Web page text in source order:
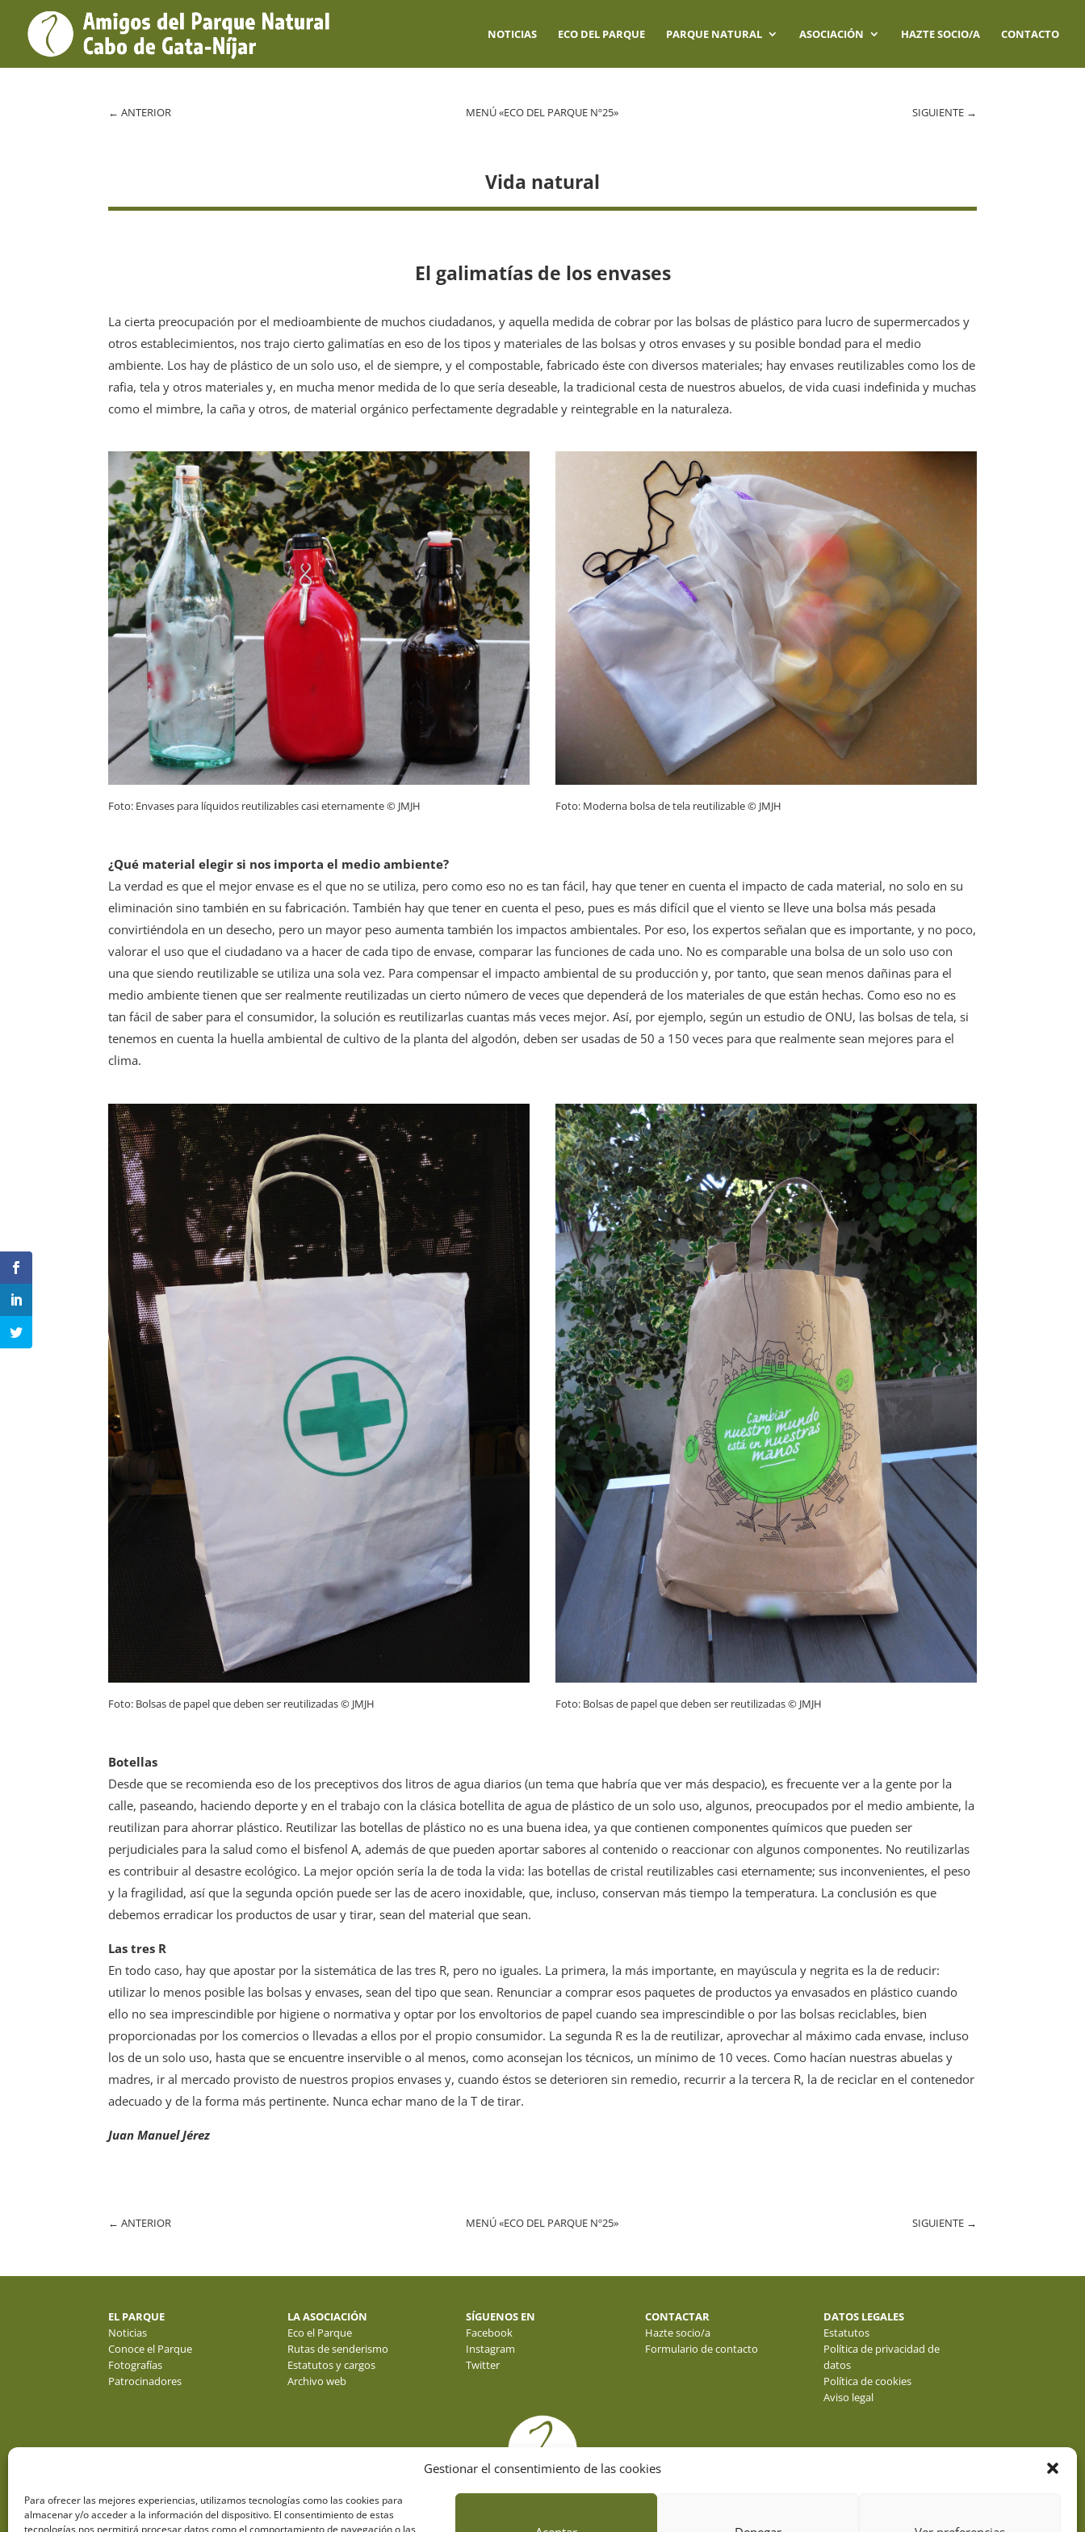
Gestionar el consentimiento de las cookies
Para ofrecer las mejores experiencias, utilizamos tecnologías como las cookies para
almacenar y/o acceder a la información del dispositivo. El consentimiento de estas
tecnologías nos permitirá procesar datos como el comportamiento de navegación o las
NOTICIAS ECO DEL PARQUE PARQUE NATURAL ASOCIACIÓN HAZTE SOCIO/A CONTACTO
←ANTERIOR MENÚ «ECO DEL PARQUE Nº25» SIGUIENTE →
Vida natural
El galimatías de los envases
La cierta preocupación por el medioambiente de muchos ciudadanos, y aquella medida de cobrar por las bolsas de plástico para lucro de supermercados y
otros establecimientos, nos trajo cierto galimatías en eso de los tipos y materiales de las bolsas y otros envases y su posible bondad para el medio
ambiente. Los hay de plástico de un solo uso, el de siempre, y el compostable, fabricado éste con diversos materiales; hay envases reutilizables como los de
rafia, tela y otros materiales y, en mucha menor medida de lo que sería deseable, la tradicional cesta de nuestros abuelos, de vida cuasi indefinida y muchas
como el mimbre, la caña y otros, de material orgánico perfectamente degradable y reintegrable en la naturaleza.
Foto: Envases para líquidos reutilizables casi eternamente © JMJH Foto: Moderna bolsa de tela reutilizable © JMJH
¿Qué material elegir si nos importa el medio ambiente?
La verdad es que el mejor envase es el que no se utiliza, pero como eso no es tan fácil, hay que tener en cuenta el impacto de cada material, no solo en su
eliminación sino también en su fabricación. También hay que tener en cuenta el peso, pues es más difícil que el viento se lleve una bolsa más pesada
convirtiéndola en un desecho, pero un mayor peso aumenta también los impactos ambientales. Por eso, los expertos señalan que es importante, y no poco,
valorar el uso que el ciudadano va a hacer de cada tipo de envase, comparar las funciones de cada uno. No es comparable una bolsa de un solo uso con
una que siendo reutilizable se utiliza una sola vez. Para compensar el impacto ambiental de su producción y, por tanto, que sean menos dañinas para el
medio ambiente tienen que ser realmente reutilizadas un cierto número de veces que dependerá de los materiales de que están hechas. Como eso no es
tan fácil de saber para el consumidor, la solución es reutilizarlas cuantas más veces mejor. Así, por ejemplo, según un estudio de ONU, las bolsas de tela, si
tenemos en cuenta la huella ambiental de cultivo de la planta del algodón, deben ser usadas de 50 a 150 veces para que realmente sean mejores para el
clima.
Foto: Bolsas de papel que deben ser reutilizadas © JMJH Foto: Bolsas de papel que deben ser reutilizadas © JMJH
Botellas
Desde que se recomienda eso de los preceptivos dos litros de agua diarios (un tema que habría que ver más despacio), es frecuente ver a la gente por la
calle, paseando, haciendo deporte y en el trabajo con la clásica botellita de agua de plástico de un solo uso, algunos, preocupados por el medio ambiente, la
reutilizan para ahorrar plástico. Reutilizar las botellas de plástico no es una buena idea, ya que contienen componentes químicos que pueden ser
perjudiciales para la salud como el bisfenol A, además de que pueden aportar sabores al contenido o reaccionar con algunos componentes. No reutilizarlas
es contribuir al desastre ecológico. La mejor opción sería la de toda la vida: las botellas de cristal reutilizables casi eternamente; sus inconvenientes, el peso
y la fragilidad, así que la segunda opción puede ser las de acero inoxidable, que, incluso, conservan más tiempo la temperatura. La conclusión es que
debemos erradicar los productos de usar y tirar, sean del material que sean.
Las tres R
En todo caso, hay que apostar por la sistemática de las tres R, pero no iguales. La primera, la más importante, en mayúscula y negrita es la de reducir:
utilizar lo menos posible las bolsas y envases, sean del tipo que sean. Renunciar a comprar esos paquetes de productos ya envasados en plástico cuando
ello no sea imprescindible por higiene o normativa y optar por los envoltorios de papel cuando sea imprescindible o por las bolsas reciclables, bien
proporcionadas por los comercios o llevadas a ellos por el propio consumidor. La segunda R es la de reutilizar, aprovechar al máximo cada envase, incluso
los de un solo uso, hasta que se encuentre inservible o al menos, como aconsejan los técnicos, un mínimo de 10 veces. Como hacían nuestras abuelas y
madres, ir al mercado provisto de nuestros propios envases y, cuando éstos se deterioren sin remedio, recurrir a la tercera R, la de reciclar en el contenedor
adecuado y de la forma más pertinente. Nunca echar mano de la T de tirar.
Juan Manuel Jérez
←ANTERIOR MENÚ «ECO DEL PARQUE Nº25» SIGUIENTE →
EL PARQUE
Noticias
Conoce el Parque
Fotografías
Patrocinadores
LA ASOCIACIÓN
Eco el Parque
Rutas de senderismo
Estatutos y cargos
Archivo web
SÍGUENOS EN
Facebook
Instagram
Twitter
CONTACTAR
Hazte socio/a
Formulario de contacto
DATOS LEGALES
Estatutos
Política de privacidad de
datos
Política de cookies
Aviso legal